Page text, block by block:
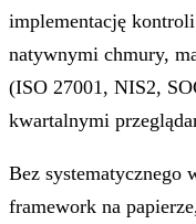
implementację
natywnymi chmury,
(ISO 27001, NIS2,
kwartalnymi
Bez systematycznego
framework na